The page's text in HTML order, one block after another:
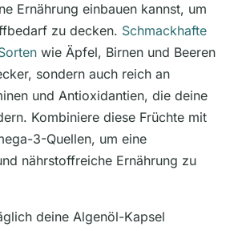
Ernährung einbauen kannst, um
zu decken. Schmackhafte
wie Äpfel, Birnen und Beeren
sondern auch reich an
und Antioxidantien, die deine
Kombiniere diese Früchte mit
3-Quellen, um eine
nährstoffreiche Ernährung zu
deine Algenöl-Kapsel